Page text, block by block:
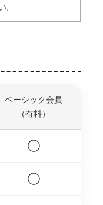
ベーシック会員
（有料）
◯
◯